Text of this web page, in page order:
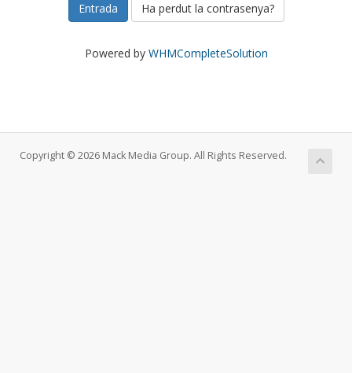
Ha perdut la contrasenya?
Powered by WHMCompleteSolution
Copyright © 2026 Mack Media Group. All Rights Reserved.